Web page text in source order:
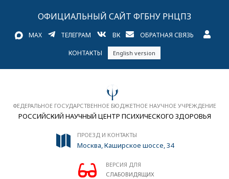
ОФИЦИАЛЬНЫЙ САЙТ ФГБНУ РНЦПЗ
MAX ТЕЛЕГРАМ ВК ОБРАТНАЯ СВЯЗЬ
КОНТАКТЫ English version
ФЕДЕРАЛЬНОЕ ГОСУДАРСТВЕННОЕ БЮДЖЕТНОЕ НАУЧНОЕ УЧРЕЖДЕНИЕ
РОССИЙСКИЙ НАУЧНЫЙ ЦЕНТР ПСИХИЧЕСКОГО ЗДОРОВЬЯ
ПРОЕЗД И КОНТАКТЫ
Москва, Каширское шоссе, 34
ВЕРСИЯ ДЛЯ
СЛАБОВИДЯЩИХ